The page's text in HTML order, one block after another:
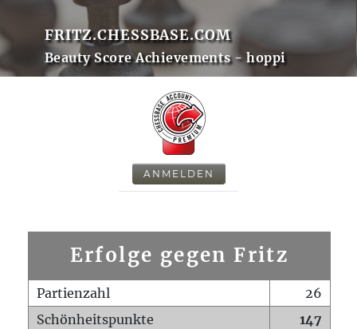
FRITZ.CHESSBASE.COM
Beauty Score Achievements - hoppi
ANMELDEN
Erfolge gegen Fritz
Partienzahl
26
Schönheitspunkte
147